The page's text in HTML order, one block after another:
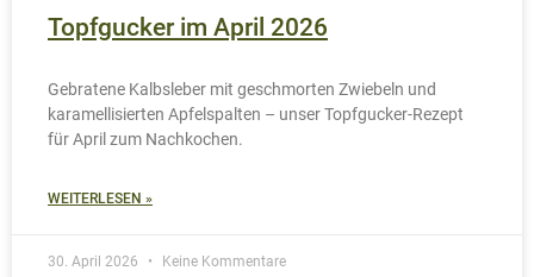
Topfgucker im April 2026
Gebratene Kalbsleber mit geschmorten Zwiebeln und
karamellisierten Apfelspalten – unser Topfgucker-Rezept
für April zum Nachkochen.
WEITERLESEN »
30. April 2026 Keine Kommentare